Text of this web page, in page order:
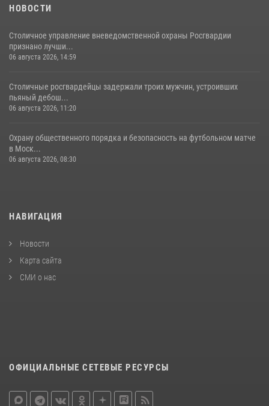
НОВОСТИ
Столичное управление вневедомственной охраны Росгвардии
признано лучши...
06 августа 2026, 14:59
Столичные росгвардейцы задержали троих мужчин, устроивших
пьяный дебош...
06 августа 2026, 11:20
Охрану общественного порядка и безопасность на футбольном матче
в Моск...
06 августа 2026, 08:30
НАВИГАЦИЯ
Новости
Карта сайта
СМИ о нас
ОФИЦИАЛЬНЫЕ СЕТЕВЫЕ РЕСУРСЫ